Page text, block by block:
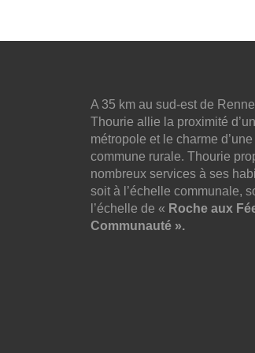
A 35 km au sud-est de
Thourie allie la proximité
métropole et le charme d’une
commune rurale. Thourie
nombreux services à ses
soit à l’échelle communale,
l’échelle de « Roche aux
Communauté ».